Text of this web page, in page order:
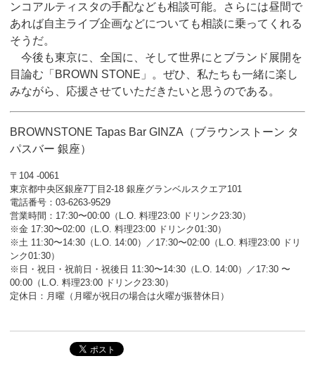
ンコアルティスタの手配なども相談可能。さらには昼間で
あれば自主ライブ企画などについても相談に乗ってくれる
そうだ。
今後も東京に、全国に、そして世界にとブランド展開を
目論む「BROWN STONE」。ぜひ、私たちも一緒に楽し
みながら、応援させていただきたいと思うのである。
BROWNSTONE Tapas Bar GINZA（ブラウンストーン タ
パスバー 銀座）
〒104 -0061
東京都中央区銀座7丁目2-18 銀座グランベルスクエア101
電話番号：03-6263-9529
営業時間：17:30〜00:00（L.O. 料理23:00 ドリンク23:30）
※金 17:30〜02:00（L.O. 料理23:00 ドリンク01:30）
※土 11:30〜14:30（L.O. 14:00）／17:30〜02:00（L.O. 料理23:00 ドリ
ンク01:30）
※日・祝日・祝前日・祝後日 11:30〜14:30（L.O. 14:00）／17:30 〜
00:00（L.O. 料理23:00 ドリンク23:30）
定休日：月曜（月曜が祝日の場合は火曜が振替休日）